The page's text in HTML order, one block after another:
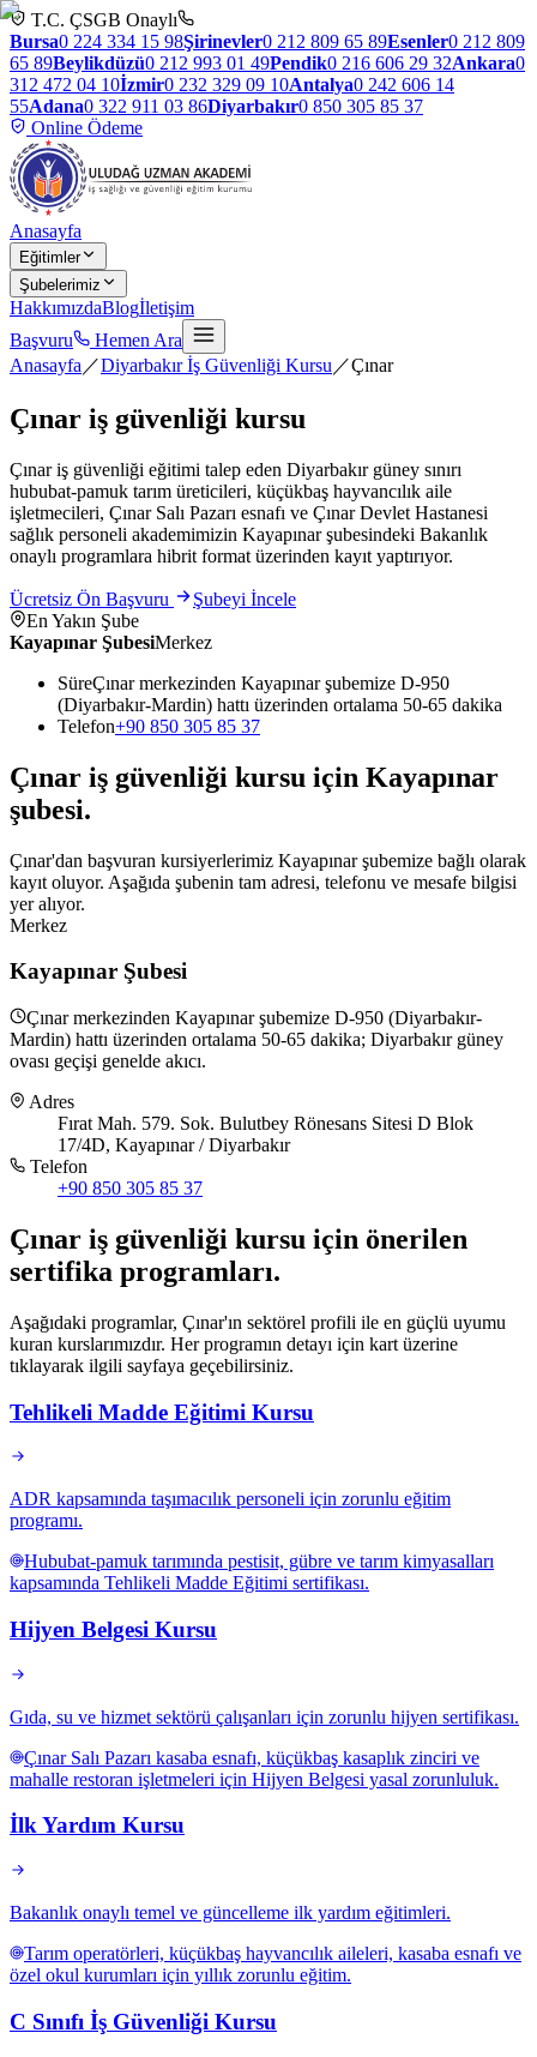
T.C. ÇSGB Onaylı
Bursa0 224 334 15 98Şirinevler0 212 809 65 89Esenler0 212 809
65 89Beylikdüzü0 212 993 01 49Pendik0 216 606 29 32Ankara0
312 472 04 10İzmir0 232 329 09 10Antalya0 242 606 14
55Adana0 322 911 03 86Diyarbakır0 850 305 85 37
Online Ödeme
Anasayfa
Eğitimler
Şubelerimiz
HakkımızdaBlogİletişim
Başvuru
Hemen Ara
Anasayfa ／Diyarbakır İş Güvenliği Kursu ／Çınar
Çınar iş güvenliği kursu
Çınar iş güvenliği eğitimi talep eden Diyarbakır güney sınırı
hububat-pamuk tarım üreticileri, küçükbaş hayvancılık aile
işletmecileri, Çınar Salı Pazarı esnafı ve Çınar Devlet Hastanesi
sağlık personeli akademimizin Kayapınar şubesindeki Bakanlık
onaylı programlara hibrit format üzerinden kayıt yaptırıyor.
Ücretsiz Ön Başvuru
Şubeyi İncele
En Yakın Şube
Kayapınar ŞubesiMerkez
SüreÇınar merkezinden Kayapınar şubemize D-950
(Diyarbakır-Mardin) hattı üzerinden ortalama 50-65 dakika
Telefon+90 850 305 85 37
Çınar iş güvenliği kursu için Kayapınar
şubesi.
Çınar'dan başvuran kursiyerlerimiz Kayapınar şubemize bağlı olarak
kayıt oluyor. Aşağıda şubenin tam adresi, telefonu ve mesafe bilgisi
yer alıyor.
Merkez
Kayapınar Şubesi
Çınar merkezinden Kayapınar şubemize D-950 (Diyarbakır-
Mardin) hattı üzerinden ortalama 50-65 dakika; Diyarbakır güney
ovası geçişi genelde akıcı.
Adres
Fırat Mah. 579. Sok. Bulutbey Rönesans Sitesi D Blok
17/4D, Kayapınar / Diyarbakır
Telefon
+90 850 305 85 37
Çınar iş güvenliği kursu için önerilen
sertifika programları.
Aşağıdaki programlar, Çınar'ın sektörel profili ile en güçlü uyumu
kuran kurslarımızdır. Her programın detayı için kart üzerine
tıklayarak ilgili sayfaya geçebilirsiniz.
Tehlikeli Madde Eğitimi Kursu
ADR kapsamında taşımacılık personeli için zorunlu eğitim
programı.
Hububat-pamuk tarımında pestisit, gübre ve tarım kimyasalları
kapsamında Tehlikeli Madde Eğitimi sertifikası.
Hijyen Belgesi Kursu
Gıda, su ve hizmet sektörü çalışanları için zorunlu hijyen sertifikası.
Çınar Salı Pazarı kasaba esnafı, küçükbaş kasaplık zinciri ve
mahalle restoran işletmeleri için Hijyen Belgesi yasal zorunluluk.
İlk Yardım Kursu
Bakanlık onaylı temel ve güncelleme ilk yardım eğitimleri.
Tarım operatörleri, küçükbaş hayvancılık aileleri, kasaba esnafı ve
özel okul kurumları için yıllık zorunlu eğitim.
C Sınıfı İş Güvenliği Kursu